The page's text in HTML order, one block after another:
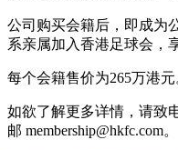
公司购买会籍后，即成为
系亲属加入香港足球会，
每个会籍售价为265万港元
如欲了解更多详情，请致
邮 membership@hkfc.com。